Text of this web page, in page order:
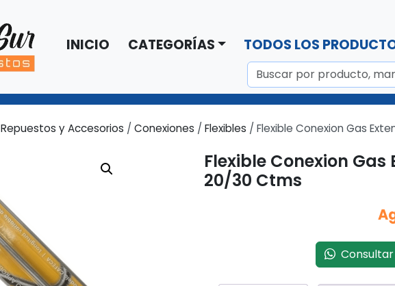
INICIO CATEGORÍAS TODOS LOS
Repuestos y Accesorios / Conexiones / Flexibles / Flexible Conexion Gas
Flexible Conexion
20/30 Ctms
Consultar